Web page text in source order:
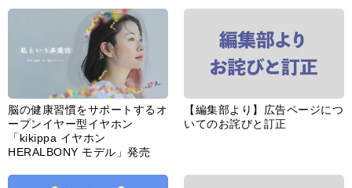
インフォメーション一覧
サイトポリシー／データの収集と利用について